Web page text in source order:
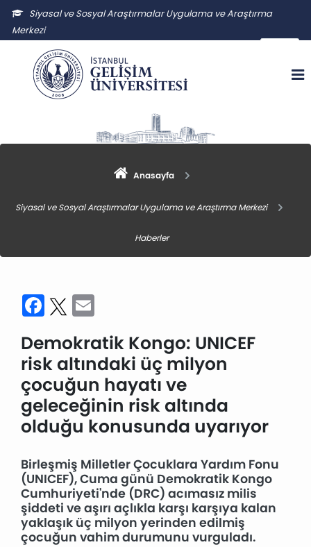
Siyasal ve Sosyal Araştırmalar Uygulama ve Araştırma
Merkezi
ssauam@gelisim.edu.tr
Anasayfa
Siyasal ve Sosyal Araştırmalar Uygulama ve Araştırma Merkezi
Haberler
Facebook
Twitter
Demokratik Kongo: UNICEF
risk altındaki üç milyon
çocuğun hayatı ve
geleceğinin risk altında
olduğu konusunda uyarıyor
Birleşmiş Milletler Çocuklara Yardım Fonu
(UNICEF), Cuma günü Demokratik Kongo
Cumhuriyeti'nde (DRC) acımasız milis
şiddeti ve aşırı açlıkla karşı karşıya kalan
yaklaşık üç milyon yerinden edilmiş
çocuğun vahim durumunu vurguladı.